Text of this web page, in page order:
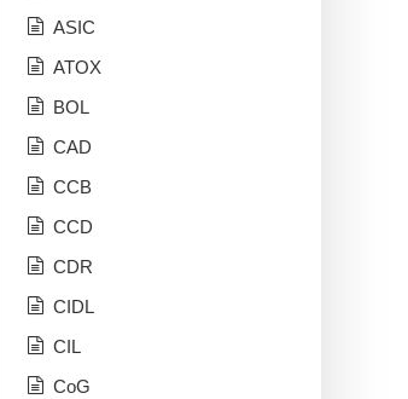
ASIC
ATOX
BOL
CAD
CCB
CCD
CDR
CIDL
CIL
CoG